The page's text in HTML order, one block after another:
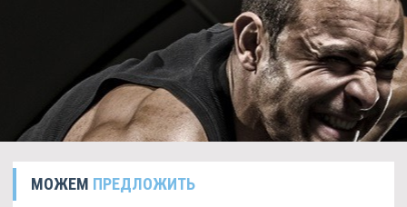
МОЖЕМ ПРЕДЛОЖИТЬ